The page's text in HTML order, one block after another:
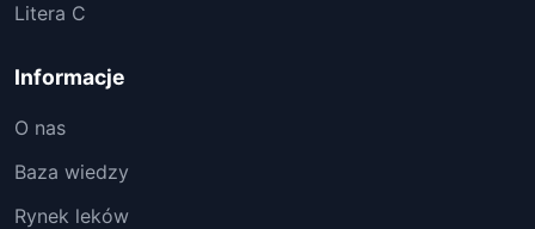
Litera C
Informacje
O nas
Baza wiedzy
Rynek leków